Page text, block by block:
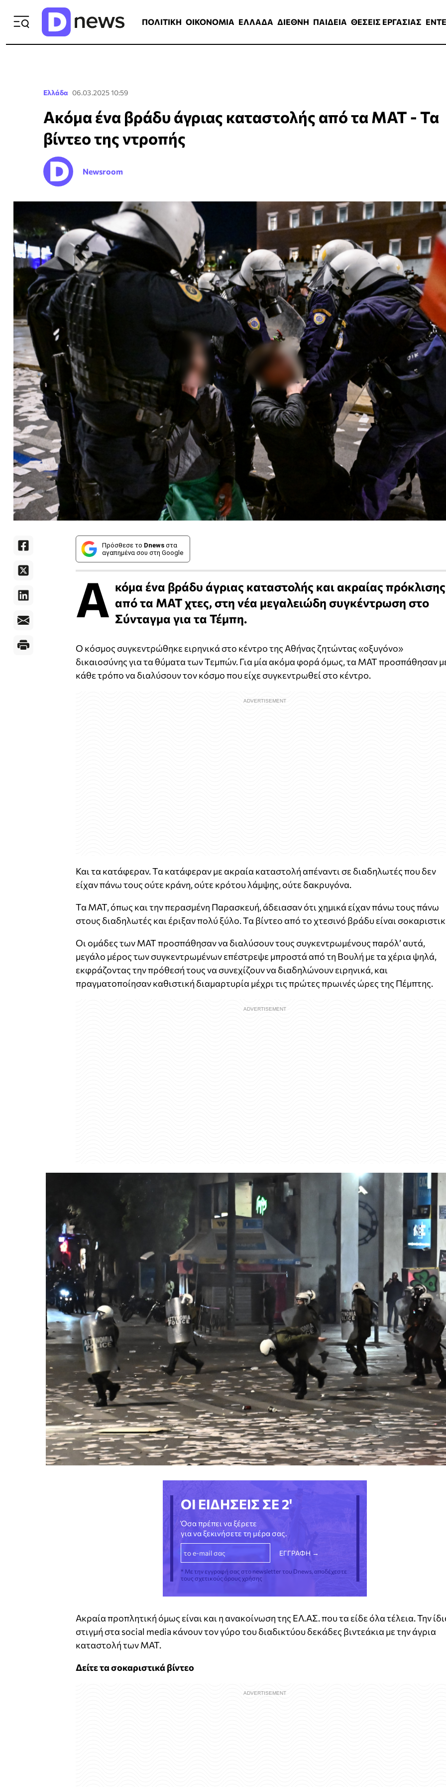
ΠΟΛΙΤΙΚΗ ΟΙΚΟΝΟΜΙΑ ΕΛΛΑΔΑ ΔΙΕΘΝΗ ΠΑΙΔΕΙΑ ΘΕΣΕΙΣ ΕΡΓΑΣΙΑΣ
Ελλάδα 06.03.2025 10:59
Ακόμα ένα βράδυ άγριας καταστολής από τα ΜΑΤ - Τα
βίντεο της ντροπής
Newsroom
Πρόσθεσε το Dnews στα
αγαπημένα σου στη Google
Α κόμα ένα βράδυ άγριας καταστολής και ακραίας πρόκλισης
από τα ΜΑΤ χτες, στη νέα μεγαλειώδη συγκέντρωση στο
Σύνταγμα για τα Τέμπη.
Ο κόσμος συγκεντρώθηκε ειρηνικά στο κέντρο της Αθήνας ζητώντας «οξυγόνο»
δικαιοσύνης για τα θύματα των Τεμπών. Για μία ακόμα φορά όμως, τα ΜΑΤ προσπάθησαν
κάθε τρόπο να διαλύσουν τον κόσμο που είχε συγκεντρωθεί στο κέντρο.
Και τα κατάφεραν. Τα κατάφεραν με ακραία καταστολή απέναντι σε διαδηλωτές που δεν
είχαν πάνω τους ούτε κράνη, ούτε κρότου λάμψης, ούτε δακρυγόνα.
Τα ΜΑΤ, όπως και την περασμένη Παρασκευή, άδειασαν ότι χημικά είχαν πάνω τους πάνω
στους διαδηλωτές και έριξαν πολύ ξύλο. Τα βίντεο από το χτεσινό βράδυ είναι
Οι ομάδες των ΜΑΤ προσπάθησαν να διαλύσουν τους συγκεντρωμένους παρόλ’ αυτά,
μεγάλο μέρος των συγκεντρωμένων επέστρεψε μπροστά από τη Βουλή με τα χέρια ψηλά,
εκφράζοντας την πρόθεσή τους να συνεχίζουν να διαδηλώνουν ειρηνικά, και
πραγματοποίησαν καθιστική διαμαρτυρία μέχρι τις πρώτες πρωινές ώρες της Πέμπτης.
ΟΙ ΕΙΔΗΣΕΙΣ ΣΕ 2'
Όσα πρέπει να ξέρετε
για να ξεκινήσετε τη μέρα σας.
* Με την εγγραφή σας στο newsletter του Dnews, αποδέχεστε
τους σχετικούς όρους χρήσης
Ακραία προπλητική όμως είναι και η ανακοίνωση της ΕΛ.ΑΣ. που τα είδε όλα τέλεια. Την
στιγμή στα social media κάνουν τον γύρο του διαδικτύου δεκάδες βιντεάκια με την άγρια
καταστολή των ΜΑΤ.
Δείτε τα σοκαριστικά βίντεο